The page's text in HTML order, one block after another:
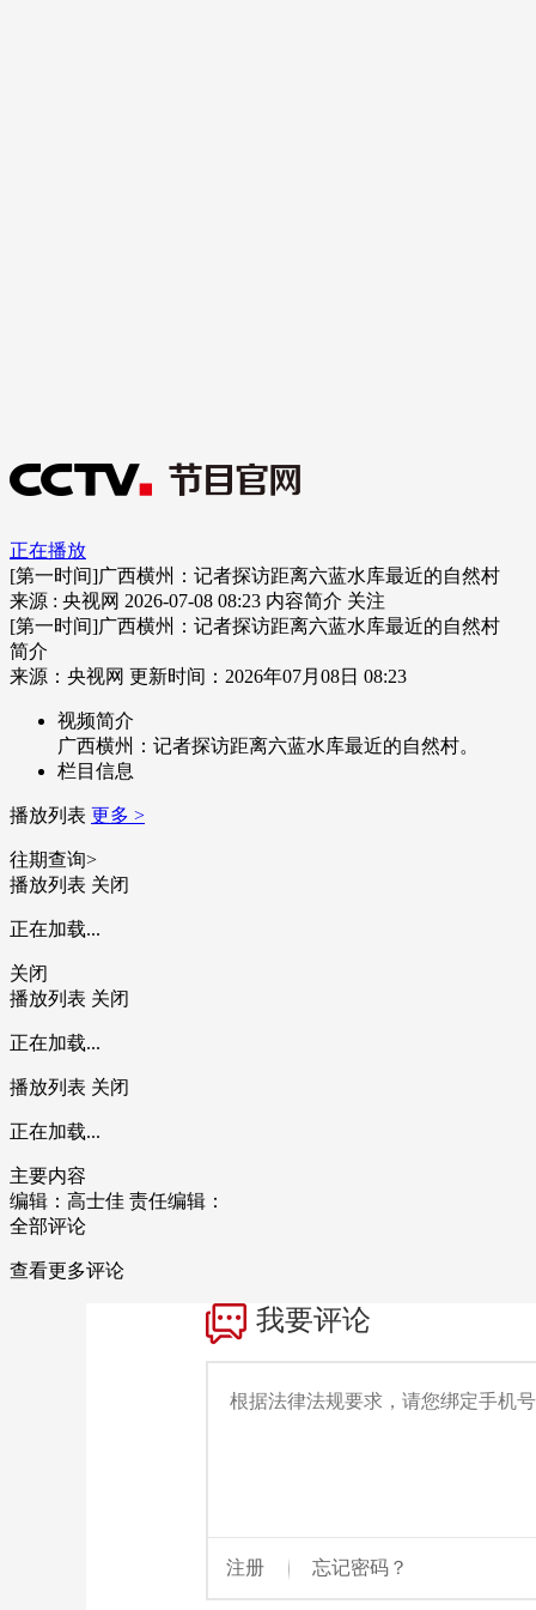
正在播放
[第一时间]广西横州：记者探访距离六蓝水库最近的自然村
来源 : 央视网 2026-07-08 08:23 内容简介 关注
[第一时间]广西横州：记者探访距离六蓝水库最近的自然村
简介
来源：央视网 更新时间：2026年07月08日 08:23
视频简介
广西横州：记者探访距离六蓝水库最近的自然村。
栏目信息
播放列表 更多 >
往期查询>
播放列表 关闭
正在加载...
关闭
播放列表 关闭
正在加载...
播放列表 关闭
正在加载...
主要内容
编辑：高士佳 责任编辑：
全部评论
查看更多评论